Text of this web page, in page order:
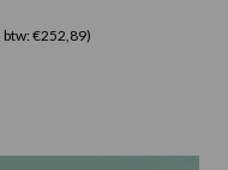
btw: €252,89)